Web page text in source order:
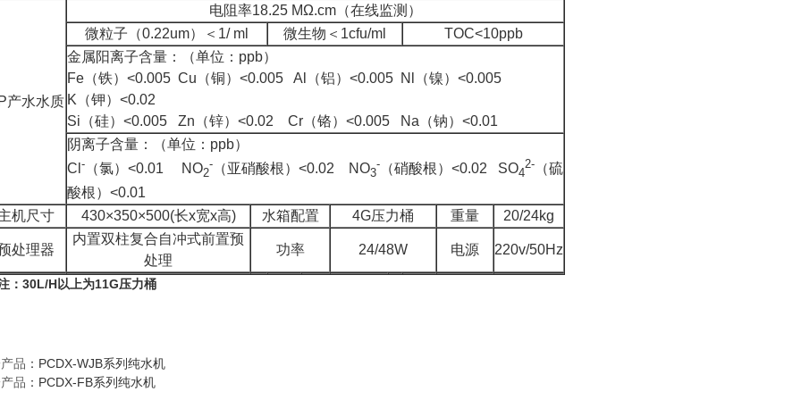
产水水质
电阻率18.25 MΩ.cm（在线监测）
微粒子（0.22um）＜ 1/ ml 微生物＜ 1cfu/ml
TOC<10ppb
金属阳离子含量：（单位： ppb）
Fe （铁） <0.005 Cu （铜） <0.005 Al （铝） <0.005 Nl （镍） <0.005
K （钾） <0.02
Si （硅） <0.005 Zn （锌） <0.02 Cr （铬） <0.005 Na （钠） <0.01
阴离子含量：（单位： ppb）
Cl - （氯） <0.01 NO2
- （亚硝酸根） <0.02 NO3
- （硝酸根） <0.02 SO4
2- （硫
酸根） <0.01
机尺寸
430×350×500(长x宽x高) 水箱配置 4G压力桶 重量 20/24kg
处理器
内置双柱复合自冲式前置预
处理
功率 24/48W 电源 220v/50Hz
： 30L/H以上为11G压力桶
产品 ： PCDX-WJB系列纯水机
品 ： PCDX-FB系列纯水机